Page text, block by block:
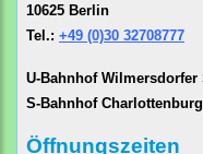
10625 Berlin
Tel.: +49 (0)30 32708777
U-Bahnhof Wilmersdorfer
S-Bahnhof Charlottenburg
Öffnungszeiten